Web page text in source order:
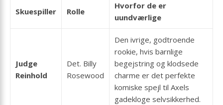
Skuespiller Rolle
Hvorfor de er
uundværlige
Judge
Reinhold
Det. Billy
Rosewood
Den ivrige, godtroende
rookie, hvis barnlige
begejstring og klodsede
charme er det perfekte
komiske spejl til Axels
gadekloge selvsikkerhed.